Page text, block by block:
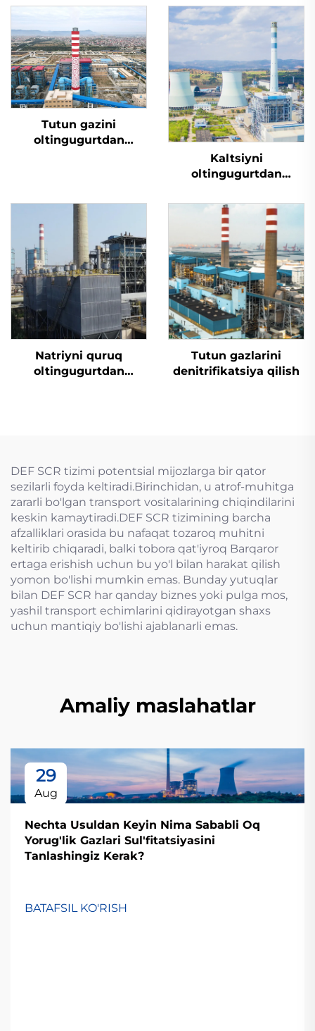
Tutun gazini
oltingugurtdan
Kaltsiyni
oltingugurtdan
Natriyni quruq
oltingugurtdan
Tutun gazlarini
denitrifikatsiya qilish
DEF SCR tizimi potentsial mijozlarga bir qator
sezilarli foyda keltiradi.Birinchidan, u atrof-muhitga
zararli bo'lgan transport vositalarining chiqindilarini
keskin kamaytiradi.DEF SCR tizimining barcha
afzalliklari orasida bu nafaqat tozaroq muhitni
keltirib chiqaradi, balki tobora qat'iyroq Barqaror
ertaga erishish uchun bu yo'l bilan harakat qilish
yomon bo'lishi mumkin emas. Bunday yutuqlar
bilan DEF SCR har qanday biznes yoki pulga mos,
yashil transport echimlarini qidirayotgan shaxs
uchun mantiqiy bo'lishi ajablanarli emas.
Amaliy maslahatlar
29
Aug
Nechta Usuldan Keyin Nima Sababli Oq
Yorug'lik Gazlari Sul'fitatsiyasini
Tanlashingiz Kerak?
BATAFSIL KO'RISH